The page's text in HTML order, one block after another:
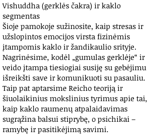
Vishuddha (gerklės čakra) ir kaklo
segmentas
Šioje pamokoje sužinosite, kaip stresas ir
užslopintos emocijos virsta fizinėmis
įtampomis kaklo ir žandikaulio srityje.
Nagrinėsime, kodėl „gumulas gerklėje“ ir
veido įtampa tiesiogiai susiję su gebėjimu
išreikšti save ir komunikuoti su pasauliu.
Taip pat aptarsime Reicho teoriją ir
šiuolaikinius mokslinius tyrimus apie tai,
kaip kaklo raumenų atpalaidavimas
sugrąžina balsui stiprybę, o psichikai –
ramybę ir pasitikėjimą savimi.